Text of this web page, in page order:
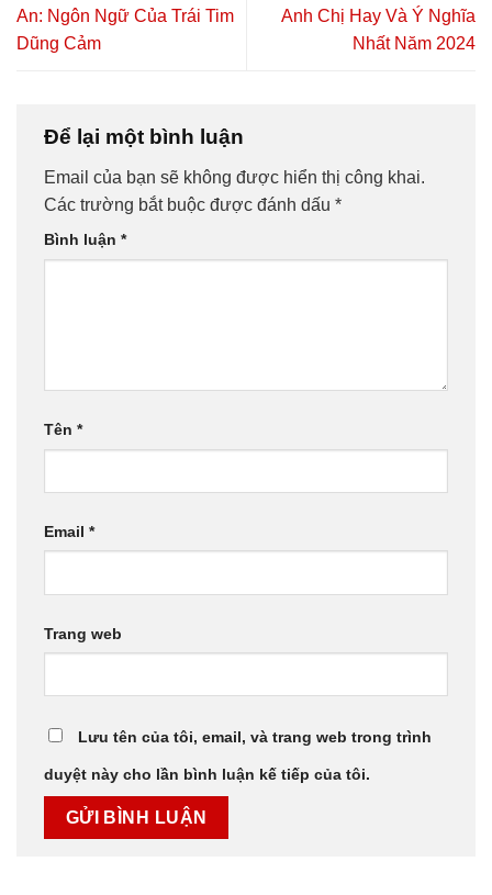
An: Ngôn Ngữ Của Trái Tim
Dũng Cảm
Anh Chị Hay Và Ý Nghĩa
Nhất Năm 2024
Để lại một bình luận
Email của bạn sẽ không được hiển thị công khai.
Các trường bắt buộc được đánh dấu *
Bình luận *
Tên *
Email *
Trang web
Lưu tên của tôi, email, và trang web trong trình
duyệt này cho lần bình luận kế tiếp của tôi.